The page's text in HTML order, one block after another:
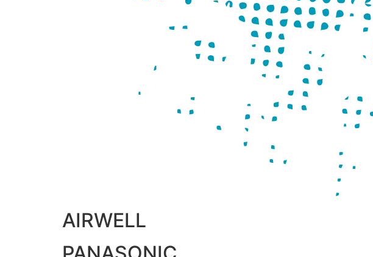
AIRWELL